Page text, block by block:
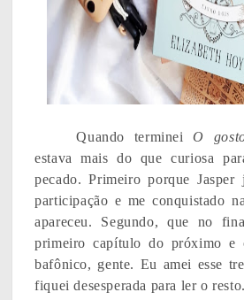
Quando termineiO
estava mais do que curiosa
pecado. Primeiro porque
participação e me conquistado
apareceu. Segundo, que no
primeiro capítulo do próximo e
bafônico, gente. Eu amei esse
fiquei desesperada para ler o resto.